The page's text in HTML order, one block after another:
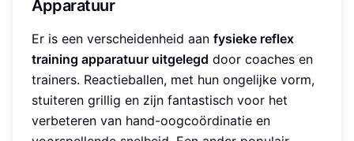
Apparatuur
Er is een verscheidenheid aan fysieke reflex
training apparatuur uitgelegd door coaches en
trainers. Reactieballen, met hun ongelijke vorm,
stuiteren grillig en zijn fantastisch voor het
verbeteren van hand-oogcoördinatie en